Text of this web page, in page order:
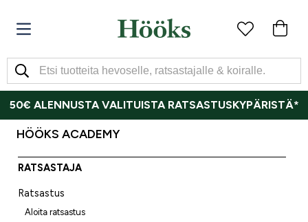
50€ ALENNUSTA VALITUISTA RATSASTUSKYPÄRISTÄ*
HÖÖKS ACADEMY
RATSASTAJA
Ratsastus
Aloita ratsastus